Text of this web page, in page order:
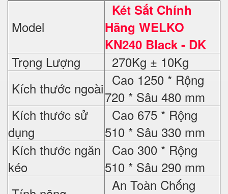
Model
Két Sắt Chính
Hãng WELKO
KN240 Black - DK
Trọng Lượng
270Kg ± 10Kg
Kích thước ngoài Cao 1250 * Rộng
720 * Sâu 480 mm
Kích thước sử
dụng
Cao 675 * Rộng
510 * Sâu 330 mm
Kích thước ngăn
kéo
Cao 300 * Rộng
510 * Sâu 290 mm
An Toàn Chống